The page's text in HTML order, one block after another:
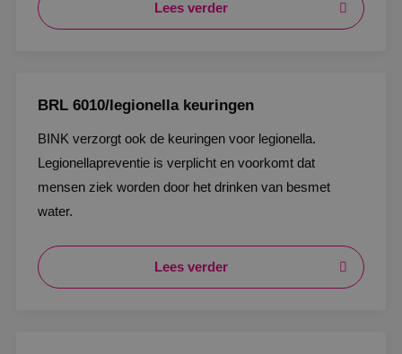
Lees verder
BRL 6010/legionella keuringen
BINK verzorgt ook de keuringen voor legionella.
Legionellapreventie is verplicht en voorkomt dat
mensen ziek worden door het drinken van besmet
water.
Lees verder